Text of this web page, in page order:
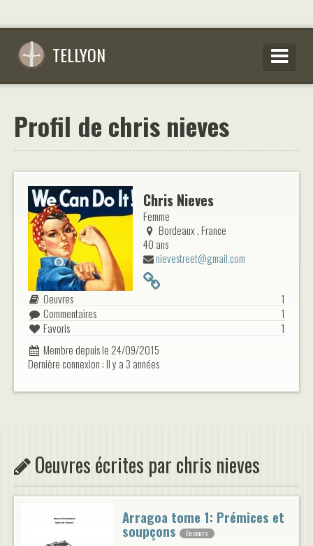
TELLYON
SE CONNECTER
S’INSCRIRE
CONSEILS D’ÉCRITURES
FAQ
Profil de chris nieves
Chris Nieves
Femme
Bordeaux , France
40 ans
nievestreet@gmail.com
Oeuvres
1
Commentaires
1
Favoris
1
Membre depuis le 24/09/2015
Dernière connexion : Il y a 3 années
Oeuvres écrites par chris nieves
Arragoa tome 1: Prémices et
soupçons En cours